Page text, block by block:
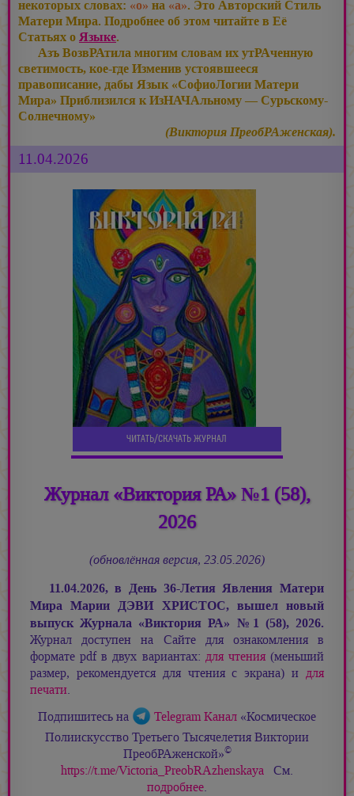
некоторых словах: «о» на «а». Это Авторский Стиль
Матери Мира. Подробнее об этом читайте в Её
Статьях оЯзыке.
Азъ ВозвРАтила многим словам их утРАченную
светимость, кое-где Изменив устоявшееся
правописание, дабы Язык «СофиоЛогии Матери
Мира» Приблизился к ИзНАЧАльному — Сурьскому-
Солнечному»
(Виктория ПреобРАженская).
11.04.2026
ЧИТАТЬ/СКАЧАТЬ ЖУРНАЛ
Журнал «Виктория РА» №1 (58),
2026
(обновлённая версия, 23.05.2026)
11.04.2026, в День 36-Летия Явления Матери
МираМарии ДЭВИ ХРИСТОС,вышел новый
выпуск Журнала «Виктория РА» № 1 (58), 2026.
Журнал доступен на Сайте для ознакомления в
формате pdf в двух вариантах: для чтения(меньший
размер, рекомендуется для чтения с экрана) и для
печати.
Подпишитесь на
Telegram Канал «Космическое
Полиискусство Третьего Тысячелетия Виктории
ПреобРАженской»©
https://t.me/Victoria_PreobRAzhenskaya См.
подробнее.